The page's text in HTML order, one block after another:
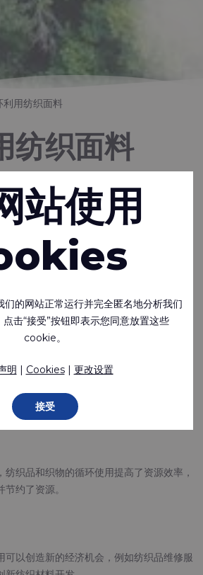
利用纺织面料
纺织面料
的行业之一，对环境影响巨大。 然而，越
运动旨在减少浪费并提高资源效率。
品。 在不影响质量或忽视经济因素的情况
对我们来说非常重要。
法的一些好处：
复使用、修复和回收材料来减少浪费。 这
织品和织物的循环使用提高了资源效率，
约了资源。
可以创造新的经济机会，例如纺织品维修服
站使用
的网站正常运行并完全匿名地分析我们
击“接受”按钮即表示您同意放置这些
cookie。
明 | Cookies| 更改设置
接受